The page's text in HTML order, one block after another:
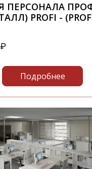
ПЕРСОНАЛА
PROFI -
₽
Подробнее